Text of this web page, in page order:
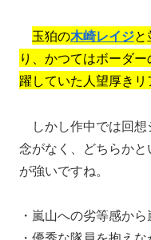
玉狛の木崎レイジ
り、かつてはボーダ
躍していた人望厚きリ
しかし作中では回
念がなく、どちらか
が強いですね。
・嵐山への劣等感か